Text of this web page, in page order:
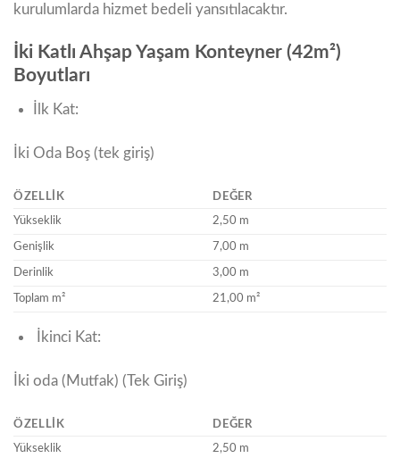
kurulumlarda hizmet bedeli yansıtılacaktır.
İki Katlı Ahşap Yaşam Konteyner (42m²)
Boyutları
İlk Kat:
İki Oda Boş (tek giriş)
ÖZELLIK DEĞER
Yükseklik 2,50 m
Genişlik 7,00 m
Derinlik 3,00 m
Toplam m² 21,00 m²
İkinci Kat:
İki oda (Mutfak) (Tek Giriş)
ÖZELLIK DEĞER
Yükseklik 2,50 m